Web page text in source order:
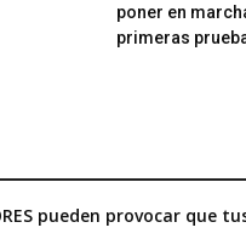
poner en
primeras
pueden provocar que